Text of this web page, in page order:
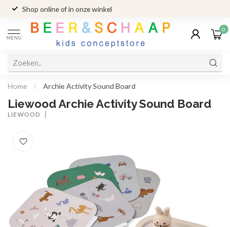
Shop online of in onze winkel
MENU
0
Home / Archie Activity Sound Board
Liewood Archie Activity Sound Board
LIEWOOD